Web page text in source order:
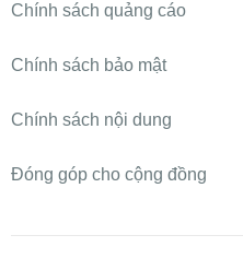
Chính sách quảng cáo
Chính sách bảo mật
Chính sách nội dung
Đóng góp cho cộng đồng